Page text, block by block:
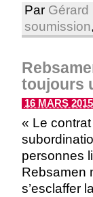
Par Gérard
soumission
toujours
16 MARS
« Le
personnes
Rebsamen
s’esclaffer